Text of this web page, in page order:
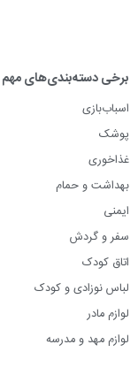
برخی دسته‌بندی‌های مهم
اسباب‌بازی
پوشک
غذاخوری
بهداشت و حمام
ایمنی
سفر و گردش
اتاق کودک
لباس نوزادی و کودک
لوازم مادر
لوازم مهد و مدرسه